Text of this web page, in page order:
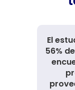
El
56%